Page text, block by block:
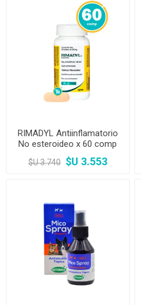
RIMADYL Antiinflamatorio
No esteroideo x 60 comp
$U 3.740 $U 3.553